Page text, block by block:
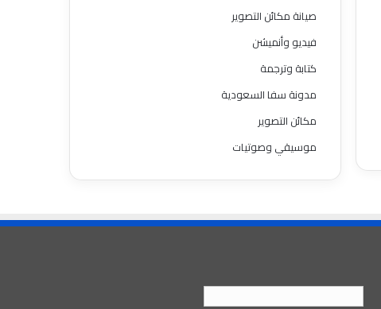
صيانة مكائن التصوير
فيديو وأنميشن
كتابة وترجمة
مدونة سفا السعودية
مكائن التصوير
موسيقي وصوتيات